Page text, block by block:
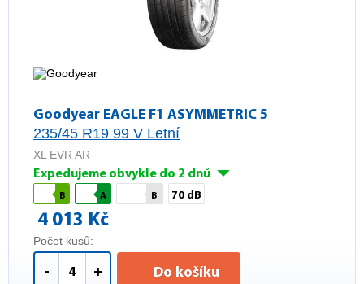
Goodyear EAGLE F1 ASYMMETRIC 5
235/45 R19 99 V Letní
XL EVR AR
Expedujeme obvykle do 2 dnů
B A B 70 dB
4 013 Kč
Počet kusů:
- + Do košíku